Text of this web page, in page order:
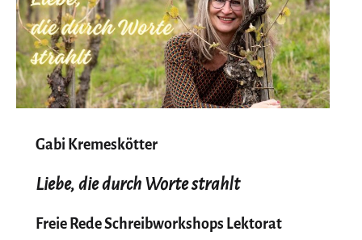
Gabi Kremeskötter
Liebe, die durch Worte strahlt
Freie Rede Schreibworkshops Lektorat